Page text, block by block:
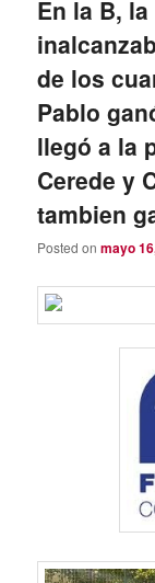
En la B,
de los
Pablo
llegó a la
Cerede y
tambien
Posted onmayo